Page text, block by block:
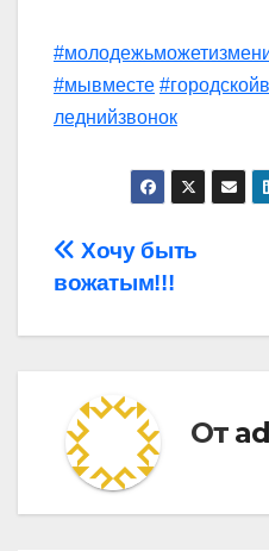
#мывместе
леднийзвонок
Навигация
Хочу быть
вожатым!!!
От